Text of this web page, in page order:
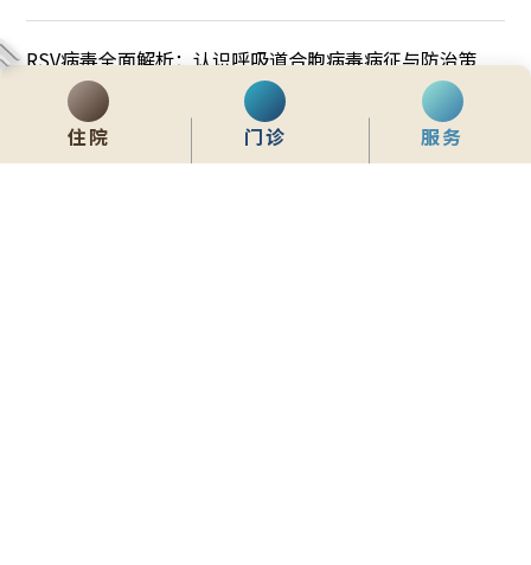
RSV病毒全面解析：认识呼吸道合胞病毒病征与防治策
住院
门诊 服务